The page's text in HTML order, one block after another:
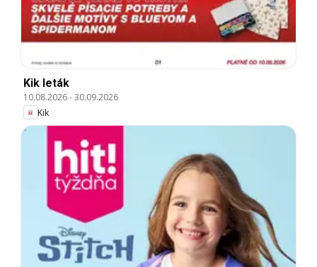
Kik leták
10.08.2026-30.09.2026
Kik